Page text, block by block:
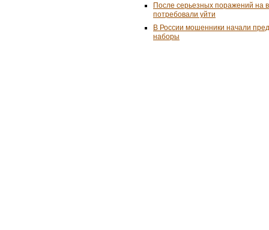
После серьезных поражений на
потребовали уйти
В России мошенники начали
наборы